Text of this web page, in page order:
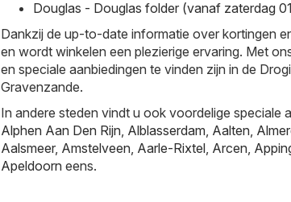
Douglas - Douglas folder (vanaf zaterdag
Dankzij de up-to-date informatie over kortingen
en wordt winkelen een plezierige ervaring. Met
en speciale aanbiedingen te vinden zijn in de
Gravenzande.
In andere steden vindt u ook voordelige speciale
Alphen Aan Den Rijn, Alblasserdam, Aalten,
Aalsmeer, Amstelveen, Aarle-Rixtel, Arcen,
Apeldoorn eens.